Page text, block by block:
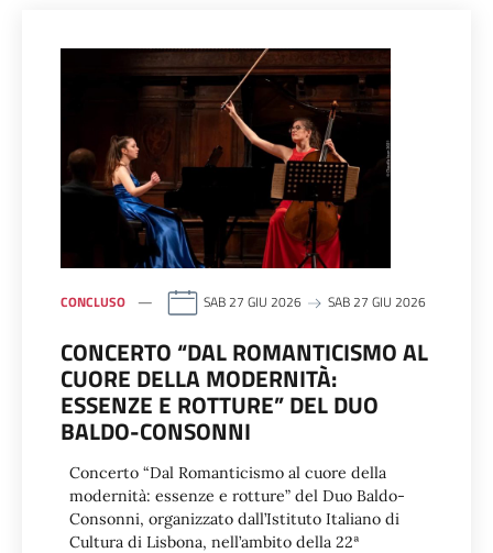
CONCLUSO SAB 27 GIU 2026 SAB 27 GIU 2026
CONCERTO “DAL ROMANTICISMO AL
CUORE DELLA MODERNITÀ:
ESSENZE E ROTTURE” DEL DUO
BALDO-CONSONNI
Concerto “Dal Romanticismo al cuore della
modernità: essenze e rotture” del Duo Baldo-
Consonni, organizzato dall’Istituto Italiano di
Cultura di Lisbona, nell’ambito della 22ª